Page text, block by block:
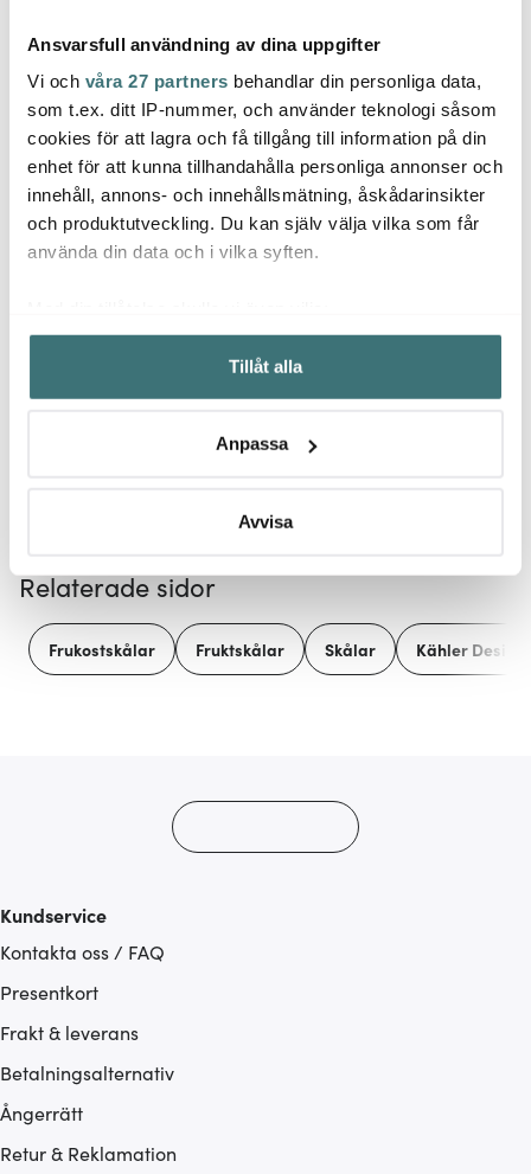
Ansvarsfull användning av dina uppgifter
Vi och våra 27 partners behandlar din personliga data,
som t.ex. ditt IP-nummer, och använder teknologi såsom
cookies för att lagra och få tillgång till information på din
enhet för att kunna tillhandahålla personliga annonser och
innehåll, annons- och innehållsmätning, åskådarinsikter
och produktutveckling. Du kan själv välja vilka som får
använda din data och i vilka syften.
Samla in information om din geografiska plats som
kan ha en noggrannhet på upp till flera meter
Identifiera din enhet genom att aktivt skanna den för
Ta reda på mer om hur dina personliga uppgifter
Du kan ändra eller dra tillbaka ditt samtycke när som
Vi använder cookies för att innehållet och annonserna
ska anpassas efter det som vi tror att du tycker om. Det
gör också att vi kan analysera vår trafik och göra
Tillåt alla
Anpassa
Avvisa
Kähler
Hammershøi Christmas
Snögubbe 11,5 cm Vit
279 kr
Kähler
Hammershøi
Espressokopp10 cl
Indigo
199 kr
Låt dig inspireras av våra kunder
Relaterade sidor
Frukostskålar Fruktskålar Skålar Kähler Design
Kundservice
Kontakta oss / FAQ
Presentkort
Frakt & leverans
Betalningsalternativ
Ångerrätt
Retur & Reklamation